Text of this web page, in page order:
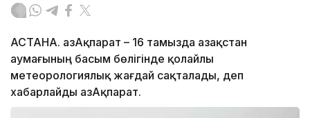
АСТАНА. ҚазАқпарат – 16 тамызда Қазақстан
аумағының басым бөлігінде қолайлы
метеорологиялық жағдай сақталады, деп
хабарлайды ҚазАқпарат.